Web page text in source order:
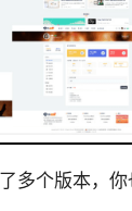
多个版本，你